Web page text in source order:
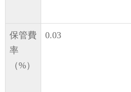
保管費
率
（%）
0.03